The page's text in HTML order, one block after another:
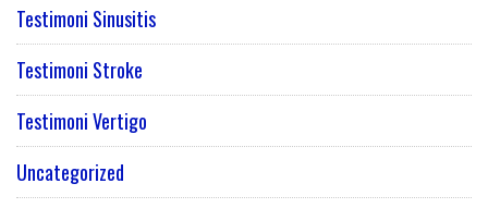
Testimoni Sinusitis
Testimoni Stroke
Testimoni Vertigo
Uncategorized